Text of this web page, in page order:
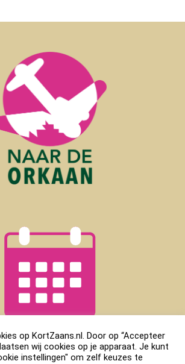
op KortZaans.nl. Door op “Accepteer
wij cookies op je apparaat. Je kunt
instellingen" om zelf keuzes te